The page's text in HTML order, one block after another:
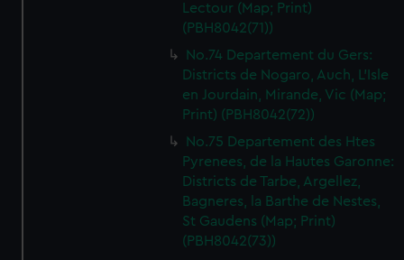
Lectour (Map; Print)
(PBH8042(71))
No.74 Departement du Gers:
Districts de Nogaro, Auch, L'Isle
en Jourdain, Mirande, Vic (Map;
Print) (PBH8042(72))
No.75 Departement des Htes
Pyrenees, de la Hautes Garonne:
Districts de Tarbe, Argellez,
Bagneres, la Barthe de Nestes,
St Gaudens (Map; Print)
(PBH8042(73))